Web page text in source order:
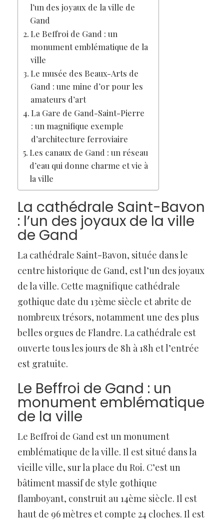
l’un des joyaux de la ville de
Gand
Le Beffroi de Gand : un
monument emblématique de la
ville
Le musée des Beaux-Arts de
Gand : une mine d’or pour les
amateurs d’art
La Gare de Gand-Saint-Pierre
: un magnifique exemple
d’architecture ferroviaire
Les canaux de Gand : un réseau
d’eau qui donne charme et vie à
la ville
La cathédrale Saint-Bavon
: l’un des joyaux de la ville
de Gand
La cathédrale Saint-Bavon, située dans le
centre historique de Gand, est l’un des joyaux
de la ville. Cette magnifique cathédrale
gothique date du 13ème siècle et abrite de
nombreux trésors, notamment une des plus
belles orgues de Flandre. La cathédrale est
ouverte tous les jours de 8h à 18h et l’entrée
est gratuite.
Le Beffroi de Gand : un
monument emblématique
de la ville
Le Beffroi de Gand est un monument
emblématique de la ville. Il est situé dans la
vieille ville, sur la place du Roi. C’est un
bâtiment massif de style gothique
flamboyant, construit au 14ème siècle. Il est
haut de 96 mètres et compte 24 cloches. Il est